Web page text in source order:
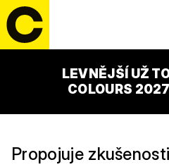
LEVNĚJŠÍ UŽ
COLOURS
TEREZA
Propojuje